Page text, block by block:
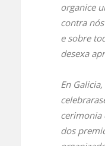
organice
contra
e sobre
desexa
En
cerimonia
dos